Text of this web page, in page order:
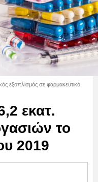
εξοπλισμός σε φαρμακευτικό
εκατ.
το
2019